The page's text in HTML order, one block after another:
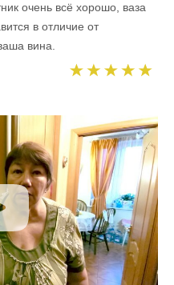
очень всё хорошо, ваза
в отличие от
вина.